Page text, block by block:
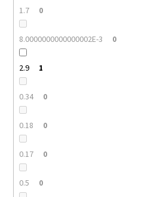
1.7 0
8.0000000000000002E-3 0
2.9 1
0.34 0
0.18 0
0.17 0
0.5 0